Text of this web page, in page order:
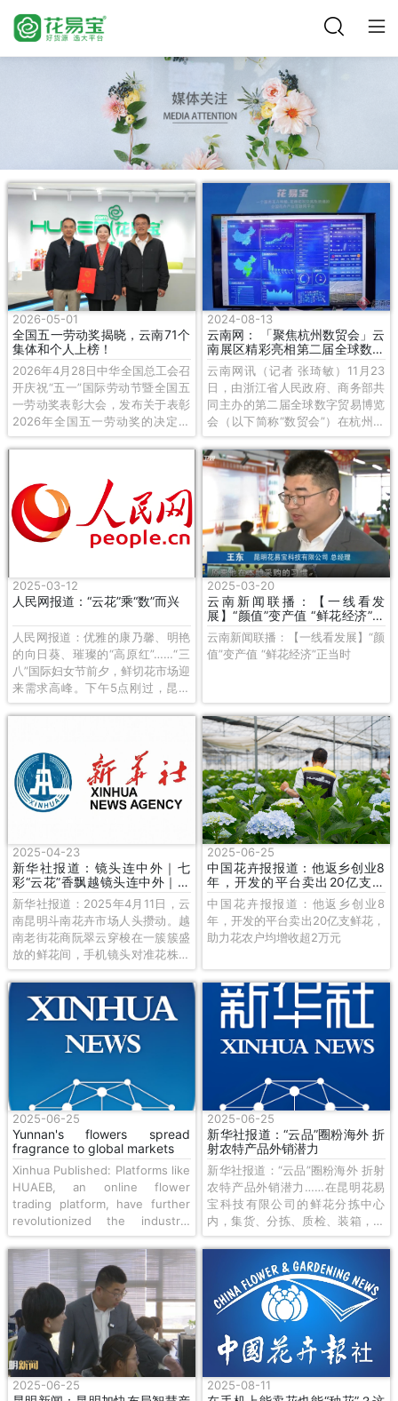
2026-05-01
全国五一劳动奖揭晓，云南71个
集体和个人上榜！
2026年4月28日中华全国总工会召
开庆祝“五一”国际劳动节暨全国五
一劳动奖表彰大会，发布关于表彰
2026年全国五一劳动奖的决定。
花易宝总经理杨萍女士荣获全国五
2024-08-13
云南网： 「聚焦杭州数贸会」云
南展区精彩亮相第二届全球数字
贸易博览会
云南网讯（记者 张琦敏）11月23
日，由浙江省人民政府、商务部共
同主办的第二届全球数字贸易博览
会（以下简称“数贸会”）在杭州国
际博览中心开幕。在丝路电商馆，
以“开放、合作、创新、发展”为设
计理念的云南展区精彩亮相，云南
省商务厅牵头组织参展团集中展示
独具特色的云南数字贸易前沿项目
及成果。
2025-03-12
人民网报道：“云花”乘“数”而兴
人民网报道：优雅的康乃馨、明艳
的向日葵、璀璨的“高原红”……“三
八”国际妇女节前夕，鲜切花市场迎
来需求高峰。下午5点刚过，昆明
花易宝科技有限公司位于云南省昆
2025-03-20
云南新闻联播：【一线看发
展】“颜值”变产值 “鲜花经济”正
当时
云南新闻联播：【一线看发展】“颜
值”变产值 “鲜花经济”正当时
2025-04-23
新华社报道：镜头连中外｜七
彩“云花”香飘越镜头连中外｜七
彩“云花”香飘越南
新华社报道：2025年4月11日，云
南昆明斗南花卉市场人头攒动。越
南老街花商阮翠云穿梭在一簇簇盛
放的鲜花间，手机镜头对准花株，
将最新价格和品质信息实时发送到
的河内客商在昆明花卉基地完成实
地考察，即将签订一份30万元人民
币的订单——这只是这位中越花卉
贸易“摆渡人”日常的缩影。
2025-06-25
中国花卉报报道：他返乡创业8
年，开发的平台卖出20亿支鲜
花，助力花农户均增收超2万元
中国花卉报报道：他返乡创业8
年，开发的平台卖出20亿支鲜花，
助力花农户均增收超2万元
2025-06-25
Yunnan's flowers spread
fragrance to global markets
Xinhua Published: Platforms like
HUAEB, an online flower
trading platform, have further
revolutionized the industry.
With nearly 700,000 registered
users, the platform handles a
transaction every five seconds
during peak hours. In 2024, the
company launched HUAEB
Global, the international version
of its platform, expanding
Yunnan's supply chain to
overseas markets.
2025-06-25
新华社报道：“云品”圈粉海外 折
射农特产品外销潜力
新华社报道：“云品”圈粉海外 折射
农特产品外销潜力……在昆明花易
宝科技有限公司的鲜花分拣中心
内，集货、分拣、质检、装箱，经
过一系列信息化流程，这些离开土
呈贡区，发往到全国各地和部分海
外市场。
2025-06-25 2025-08-11